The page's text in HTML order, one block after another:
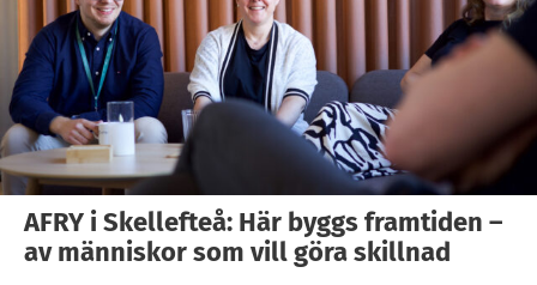
AFRY i Skellefteå: Här byggs framtiden –
av människor som vill göra skillnad